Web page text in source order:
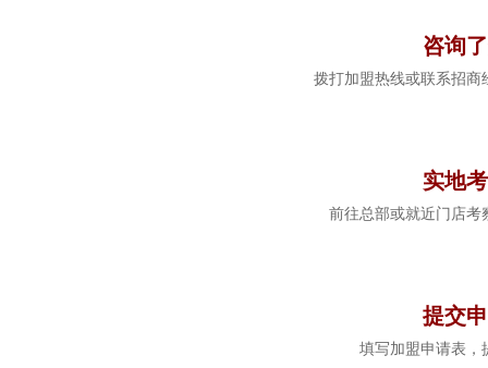
咨询
拨打加盟热线或联系招商
实地
前往总部或就近门店考
提交
填写加盟申请表，